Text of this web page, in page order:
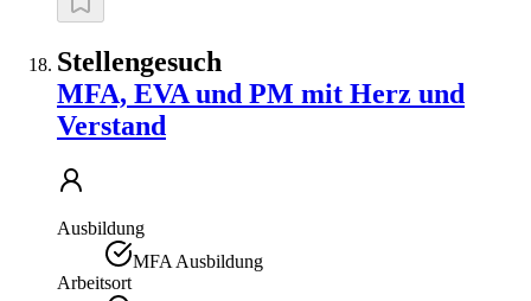
Stellengesuch
MFA, EVA und PM mit Herz und
Verstand
Ausbildung
MFA Ausbildung
Arbeitsort